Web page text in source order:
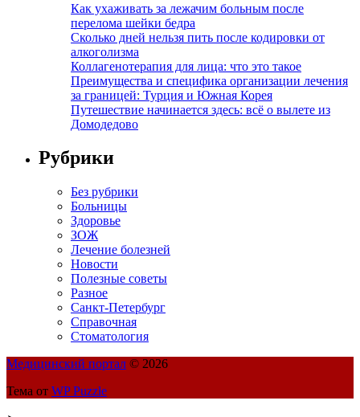
Как ухаживать за лежачим больным после
перелома шейки бедра
Сколько дней нельзя пить после кодировки от
алкоголизма
Коллагенотерапия для лица: что это такое
Преимущества и специфика организации лечения
за границей: Турция и Южная Корея
Путешествие начинается здесь: всё о вылете из
Домодедово
Рубрики
Без рубрики
Больницы
Здоровье
ЗОЖ
Лечение болезней
Новости
Полезные советы
Разное
Санкт-Петербург
Справочная
Стоматология
Медицинский портал © 2026
Тема от WP Puzzle